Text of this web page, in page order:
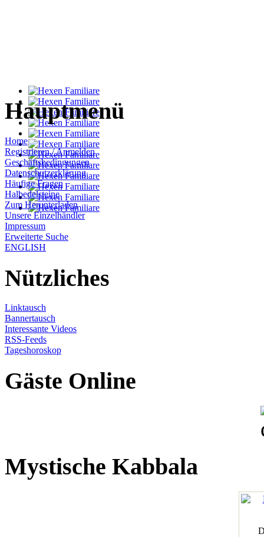
Hauptmenü
Home
Registrieren / Anmelden
Geschäftsbedingungen
Datenschutzerklärung
Häufige Fragen
Halbedelsteine
Zum Herunterladen
Unsere Einzelhändler
Impressum
Erweiterte Suche
ENGLISH
Nützliches
Linktausch
Bannertausch
Interessante Videos
RSS-Feeds
Tageshoroskop
Gäste Online
Mystische Kabbala